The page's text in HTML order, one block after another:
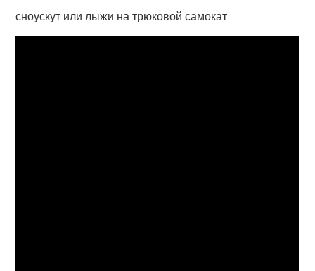
сноускут или лыжи на трюковой самокат